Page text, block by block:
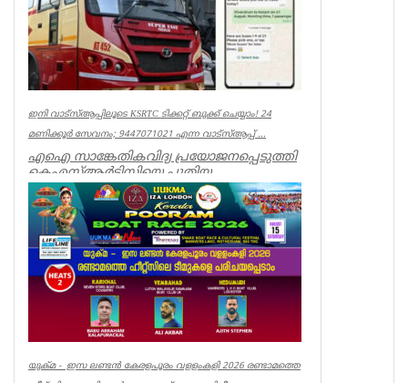
ഇനി വാട്‌സ്ആപ്പിലൂടെ KSRTC ടിക്കറ്റ് ബുക്ക് ചെയ്യാം! 24
മണിക്കൂർ സേവനം; 9447071021 എന്ന വാട്സ്ആപ്പ് ...
എഐ സാങ്കേതികവിദ്യ പ്രയോജനപ്പെടുത്തി
കെഎസ്ആർടിസിയെ പുതിയ
യുഗത്തിലേക്ക് നയിക്കുകയാണ് ലക്ഷ്യമെന്ന്
ഗതാ...
Kerala
യുക്മ - ഇസ ലണ്ടൻ കേരളപൂരം വളളംകളി 2026 രണ്ടാമത്തെ